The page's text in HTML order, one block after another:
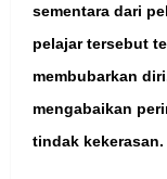
sementara dari
pelajar tersebut
membubarkan
mengabaikan
tindak kekerasan.